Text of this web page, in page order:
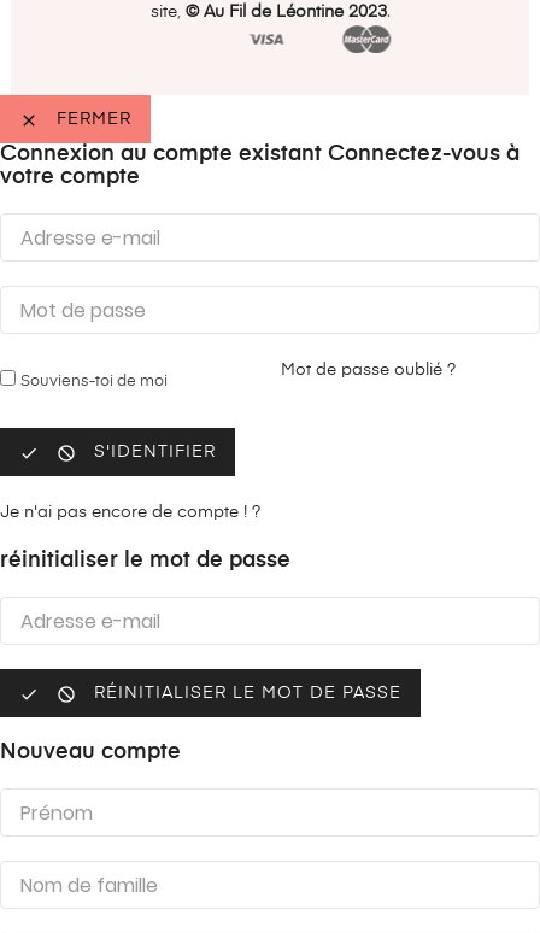
site, ©️ Au Fil de Léontine 2023.
 FERMER
Connexion au compte existant Connectez-vous à
votre compte
Souviens-toi de moi
Mot de passe oublié ?
  S'IDENTIFIER
Je n'ai pas encore de compte ! ?
réinitialiser le mot de passe
  RÉINITIALISER LE MOT DE PASSE
Nouveau compte